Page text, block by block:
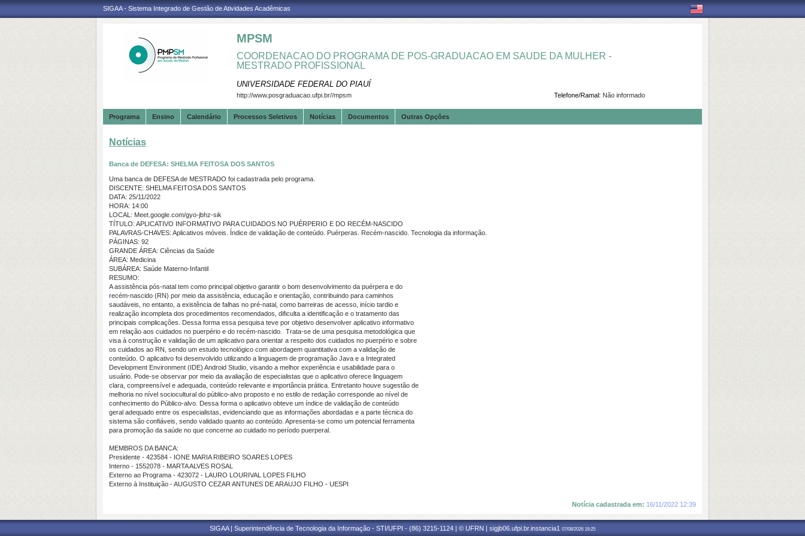
SIGAA - Sistema Integrado de Gestão de Atividades Acadêmicas
MPSM
COORDENACAO DO PROGRAMA DE POS-GRADUACAO EM SAUDE DA MULHER -
MESTRADO PROFISSIONAL
UNIVERSIDADE FEDERAL DO PIAUÍ
Telefone/Ramal: Não informado
http://www.posgraduacao.ufpi.br//mpsm
Programa Ensino Calendário Processos Seletivos Notícias Documentos Outras Opções
Notícias
Banca de DEFESA: SHELMA FEITOSA DOS SANTOS
Uma banca de DEFESA de MESTRADO foi cadastrada pelo programa.
DISCENTE: SHELMA FEITOSA DOS SANTOS
DATA: 25/11/2022
HORA: 14:00
LOCAL: Meet.google.com/gyo-jbhz-sik
TÍTULO: APLICATIVO INFORMATIVO PARA CUIDADOS NO PUÉRPERIO E DO RECÉM-NASCIDO
PALAVRAS-CHAVES: Aplicativos móveis. Índice de validação de conteúdo. Puérperas. Recém-nascido. Tecnologia da informação.
PÁGINAS: 92
GRANDE ÁREA: Ciências da Saúde
ÁREA: Medicina
SUBÁREA: Saúde Materno-Infantil
RESUMO:
A assistência pós-natal tem como principal objetivo garantir o bom desenvolvimento da puérpera e do
recém-nascido (RN) por meio da assistência, educação e orientação, contribuindo para caminhos
saudáveis, no entanto, a existência de falhas no pré-natal, como barreiras de acesso, início tardio e
realização incompleta dos procedimentos recomendados, dificulta a identificação e o tratamento das
principais complicações. Dessa forma essa pesquisa teve por objetivo desenvolver aplicativo informativo
em relação aos cuidados no puerpério e do recém-nascido. Trata-se de uma pesquisa metodológica que
visa à construção e validação de um aplicativo para orientar a respeito dos cuidados no puerpério e sobre
os cuidados ao RN, sendo um estudo tecnológico com abordagem quantitativa com a validação de
conteúdo. O aplicativo foi desenvolvido utilizando a linguagem de programação Java e a Integrated
Development Environment (IDE) Android Studio, visando a melhor experiência e usabilidade para o
usuário. Pode-se observar por meio da avaliação de especialistas que o aplicativo oferece linguagem
clara, compreensível e adequada, conteúdo relevante e importância prática. Entretanto houve sugestão de
melhoria no nível sociocultural do público-alvo proposto e no estilo de redação corresponde ao nível de
conhecimento do Público-alvo. Dessa forma o aplicativo obteve um índice de validação de conteúdo
geral adequado entre os especialistas, evidenciando que as informações abordadas e a parte técnica do
sistema são confiáveis, sendo validado quanto ao conteúdo. Apresenta-se como um potencial ferramenta
para promoção da saúde no que concerne ao cuidado no período puerperal.
MEMBROS DA BANCA:
Presidente - 423584 - IONE MARIA RIBEIRO SOARES LOPES
Interno - 1552078 - MARTA ALVES ROSAL
Externo ao Programa - 423072 - LAURO LOURIVAL LOPES FILHO
Externo à Instituição - AUGUSTO CEZAR ANTUNES DE ARAUJO FILHO - UESPI
Notícia cadastrada em: 16/11/2022 12:39
SIGAA | Superintendência de Tecnologia da Informação - STI/UFPI - (86) 3215-1124 | © UFRN | sigjb06.ufpi.br.instancia1 07/08/2026 19:25